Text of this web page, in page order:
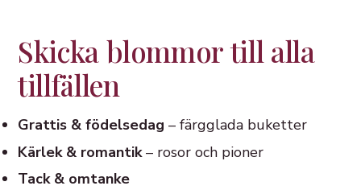
Skicka blommor till alla
tillfällen
Grattis & födelsedag – färgglada buketter
Kärlek & romantik– rosor och pioner
Tack & omtanke